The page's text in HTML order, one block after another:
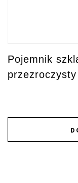
Pojemnik